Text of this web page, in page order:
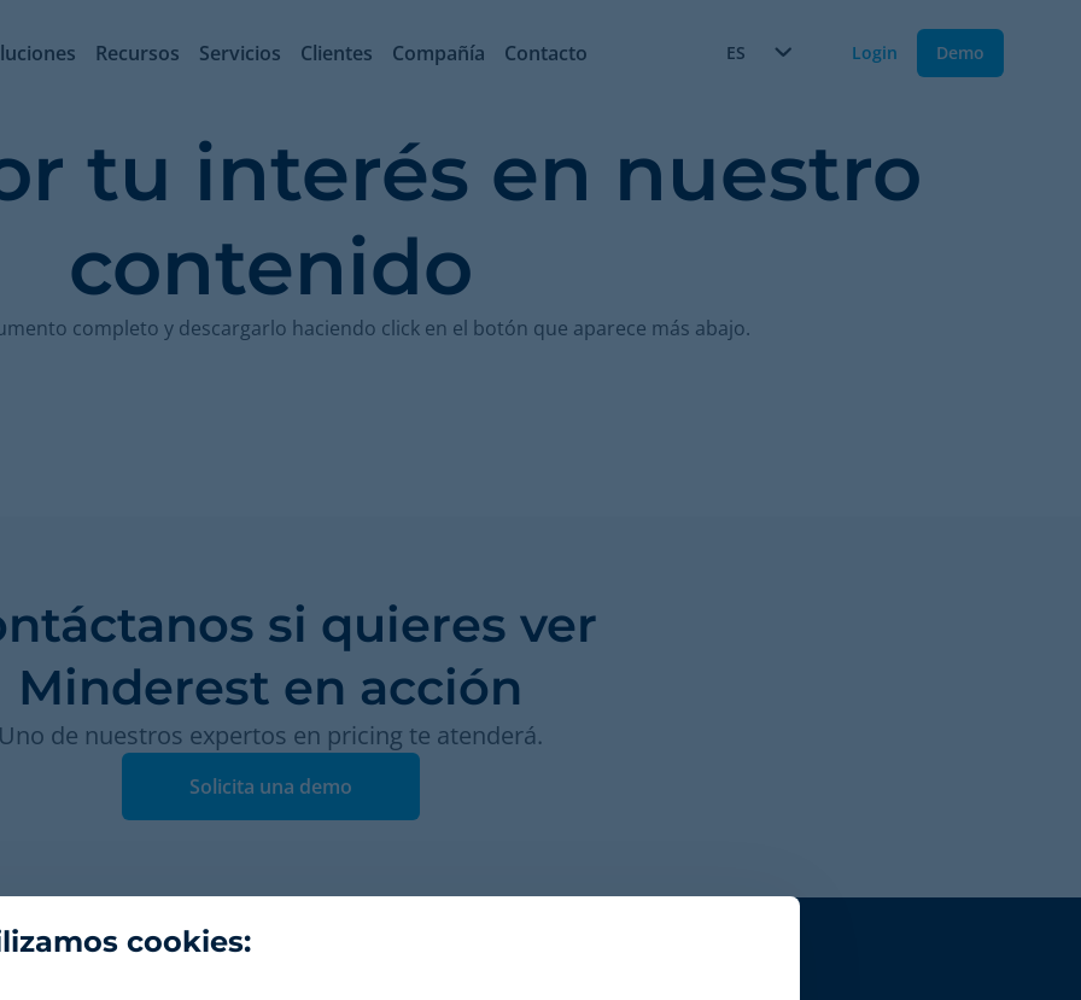
Recursos Servicios Clientes Compañía Contacto ES Login Demo
tu interés en nuestro
contenido
completo y descargarlo haciendo click en el botón que aparece más abajo.
si quieres ver
Minderest en acción
Uno de nuestros expertos en pricing te atenderá.
Solicita una demo
cookies: